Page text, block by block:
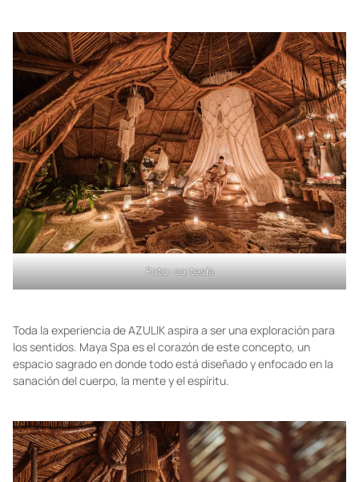
Foto: cortesía
Toda la experiencia de AZULIK aspira a ser una exploración para
los sentidos. Maya Spa es el corazón de este concepto, un
espacio sagrado en donde todo está diseñado y enfocado en la
sanación del cuerpo, la mente y el espíritu.